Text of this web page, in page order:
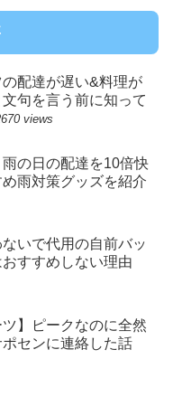
配達が遅い&料理が
句を言う前に知って
views
雨の日の配達を10倍快
雨対策グッズを紹介
いで代用の自前バッ
すすめしない理由
ツ】ピークなのに全然
センに連絡した話